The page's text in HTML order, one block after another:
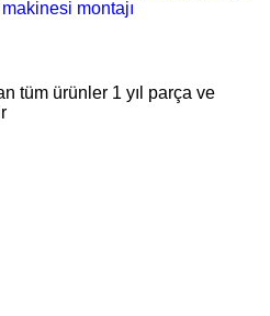
montajı
tüm ürünler 1 yıl parça ve